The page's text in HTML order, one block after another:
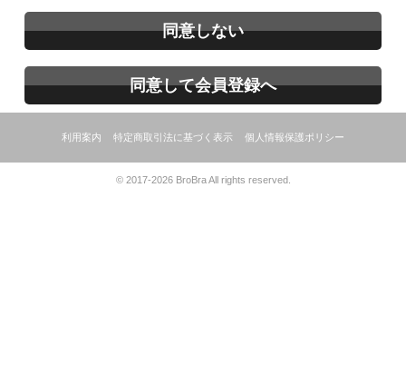
同意しない
同意して会員登録へ
利用案内 特定商取引法に基づく表示 個人情報保護ポリシー
© 2017-2026 BroBra All rights reserved.